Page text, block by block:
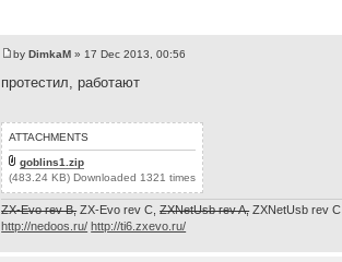
byDimkaM » 17 Dec 2013, 00:56
протестил, работают
ATTACHMENTS
goblins1.zip
(483.24 KB) Downloaded 1321 times
ZX-Evo rev B,ZX-Evo rev C,ZXNetUsb rev A,ZXNetUsb rev С
http://nedoos.ru/ http://ti6.zxevo.ru/